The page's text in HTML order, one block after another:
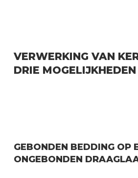
VERWERKING VAN
DRIE MOGELIJKHEDEN
GEBONDEN BEDDING OP
ONGEBONDEN